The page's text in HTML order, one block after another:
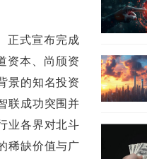
正式宣布完成
资本、尚颀资
景的知名投资
联成功突围并
业各界对北斗
稀缺价值与广